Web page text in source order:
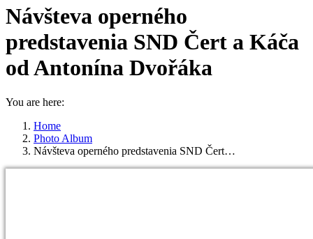
Návšteva operného
predstavenia SND Čert a Káča
od Antonína Dvořáka
You are here:
Home
Photo Album
Návšteva operného predstavenia SND Čert…